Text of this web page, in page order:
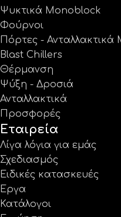
Ψυκτικά Monoblock
Φούρνοι
Πόρτες - Ανταλλακτικά
Blast Chillers
Θέρμανση
Ψύξη - Δροσιά
Ανταλλακτικά
Προσφορές
Εταιρεία
Λίγα λόγια για εμάς
Σχεδιασμός
Ειδικές κατασκευές
Έργα
Κατάλογοι